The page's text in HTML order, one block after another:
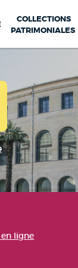
COLLECTIONS
PATRIMONIALES
ligne